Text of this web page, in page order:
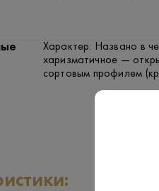
Характер: Названо в
харизматичное —
сортовым профилем